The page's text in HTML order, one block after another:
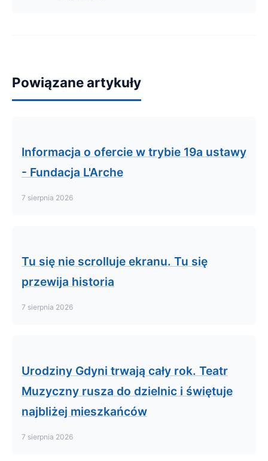
Powiązane artykuły
Informacja o ofercie w trybie 19a ustawy
- Fundacja L'Arche
7 sierpnia 2026
Tu się nie scrolluje ekranu. Tu się
przewija historia
7 sierpnia 2026
Urodziny Gdyni trwają cały rok. Teatr
Muzyczny rusza do dzielnic i świętuje
najbliżej mieszkańców
7 sierpnia 2026